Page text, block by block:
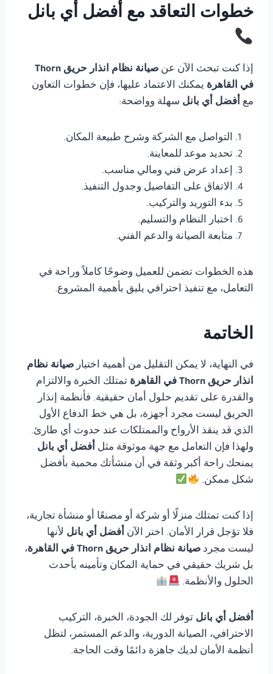
خطوات التعاقد مع أفضل أي بانل
إذا كنت تبحث الآن عن
صيانة نظام انذار حريق Thorn
في القاهرة يمكنك الاعتماد عليها، فإن خطوات التعاون
مع أفضل أي بانل سهلة وواضحة:
التواصل مع الشركة وشرح طبيعة المكان.
تحديد موعد للمعاينة.
إعداد عرض فني ومالي مناسب.
الاتفاق على التفاصيل وجدول التنفيذ.
بدء التوريد والتركيب.
اختبار النظام والتسليم.
متابعة الصيانة والدعم الفني.
هذه الخطوات تضمن للعميل وضوحًا كاملاً وراحة في
التعامل، مع تنفيذ احترافي يليق بأهمية المشروع.
الخاتمة
في النهاية، لا يمكن التقليل من أهمية اختيارصيانة نظام
انذار حريق Thorn في القاهرة
تمتلك الخبرة والالتزام
والقدرة على تقديم حلول أمان حقيقية. فأنظمة إنذار
الحريق ليست مجرد أجهزة، بل هي خط الدفاع الأول
الذي قد ينقذ الأرواح والممتلكات عند حدوث أي طارئ.
ولهذا فإن التعامل مع جهة موثوقة مثل أفضل أي بانل
يمنحك راحة أكبر وثقة في أن منشأتك محمية بأفضل
شكل ممكن.
إذا كنت تمتلك منزلًا أو شركة أو مصنعًا أو منشأة تجارية،
فلا تؤجل قرار الأمان. اختر الآن أفضل أي بانل لأنها
ليست مجرد صيانة نظام انذار حريق Thorn في القاهرة
،
بل شريك حقيقي في حماية المكان وتأمينه بأحدث
الحلول والأنظمة.
أفضل أي بانل توفر لك الجودة، الخبرة، التركيب
الاحترافي، الصيانة الدورية، والدعم المستمر، لتظل
أنظمة الأمان لديك جاهزة دائمًا وقت الحاجة.